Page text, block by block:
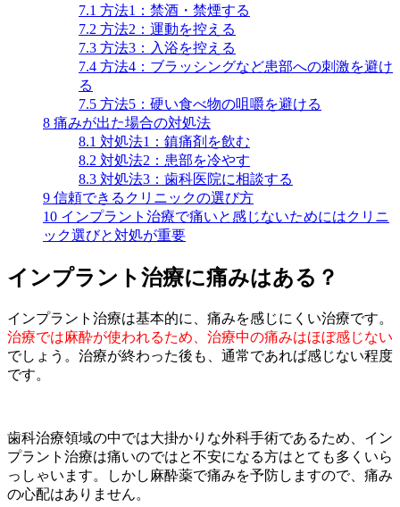
7.1 方法1：禁酒・禁煙する
7.2 方法2：運動を控える
7.3 方法3：入浴を控える
7.4 方法4：ブラッシングなど患部への刺激を避け
る
7.5 方法5：硬い食べ物の咀嚼を避ける
8 痛みが出た場合の対処法
8.1 対処法1：鎮痛剤を飲む
8.2 対処法2：患部を冷やす
8.3 対処法3：歯科医院に相談する
9 信頼できるクリニックの選び方
10 インプラント治療で痛いと感じないためにはクリニ
ック選びと対処が重要
インプラント治療に痛みはある？
インプラント治療は基本的に、痛みを感じにくい治療です。
治療では麻酔が使われるため、治療中の痛みはほぼ感じない
でしょう。治療が終わった後も、通常であれば感じない程度
です。
歯科治療領域の中では大掛かりな外科手術であるため、イン
プラント治療は痛いのではと不安になる方はとても多くいら
っしゃいます。しかし麻酔薬で痛みを予防しますので、痛み
の心配はありません。